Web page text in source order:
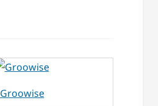
Groowise